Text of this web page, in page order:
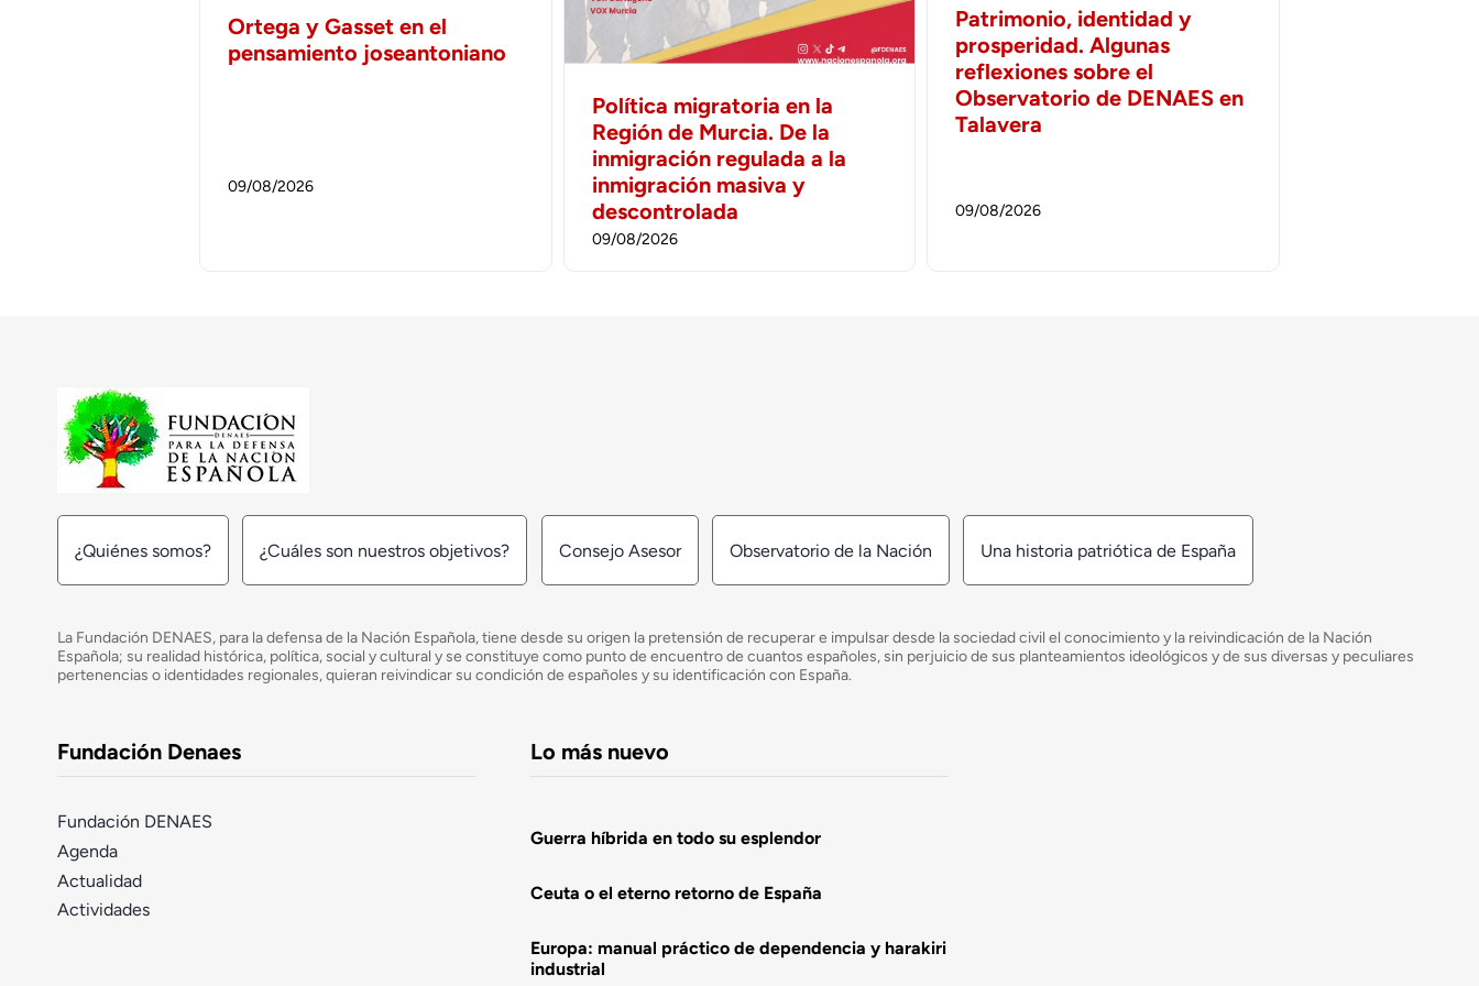
Ortega y Gasset en el
pensamiento joseantoniano
09/08/2026
Política migratoria en la
Región de Murcia. De la
inmigración regulada a la
inmigración masiva y
descontrolada
09/08/2026
Patrimonio, identidad y
prosperidad. Algunas
reflexiones sobre el
Observatorio de DENAES en
Talavera
09/08/2026
¿Quiénes somos? ¿Cuáles son nuestros objetivos? Consejo Asesor Observatorio de la Nación Una historia patriótica de España
La Fundación DENAES, para la defensa de la Nación Española, tiene desde su origen la pretensión de recuperar e impulsar desde la sociedad civil el conocimiento y la reivindicación de la Nación
Española; su realidad histórica, política, social y cultural y se constituye como punto de encuentro de cuantos españoles, sin perjuicio de sus planteamientos ideológicos y de sus diversas y peculiares
pertenencias o identidades regionales, quieran reivindicar su condición de españoles y su identificación con España.
Fundación Denaes
Fundación DENAES
Agenda
Actualidad
Actividades
Lo más nuevo
Guerra híbrida en todo su esplendor
Ceuta o el eterno retorno de España
Europa: manual práctico de dependencia y harakiri
industrial